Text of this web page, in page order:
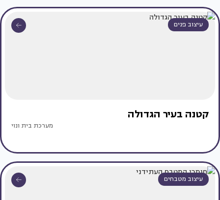
עיצוב פנים
קטנה בעיר הגדולה
מערכת בית ונוי
עיצוב מטבחים